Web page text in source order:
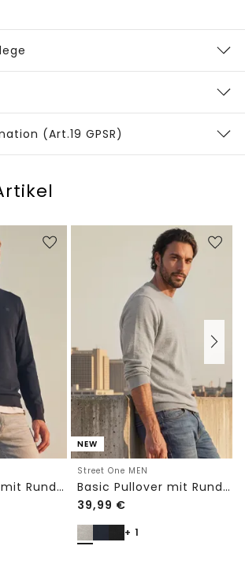
(Art.19 GPSR)
Basic Pullover mit Rundhals in Unifarbe
NEW
Street One MEN
Basic Pullover mit Rundhals in Unifarbe
39,99 €
+ 1